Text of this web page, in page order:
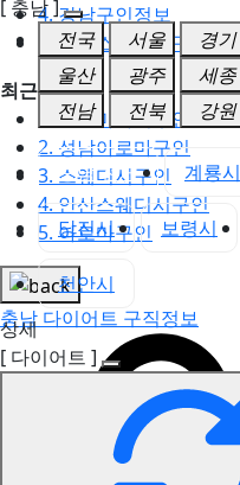
4. 강남구인정보
5. 동탄스웨디시구인
최근검색어
1. 일산마사지구인
2. 성남아로마구인
3. 스웨디시구인
4. 안산스웨디시구인
5. 아로마구인
충남 다이어트 구직정보
[ 충남 ]
전국
서울 경기
울산
광주 세종
전남
전북 강원
충남 전체 계룡시
당진시 보령시
천안시
상세
[ 다이어트 ]